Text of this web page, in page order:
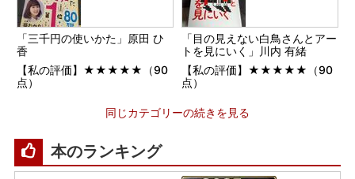
「三千円の使いかた」原田 ひ
香
【私の評価】★★★★★（90
点）
「目の見えない白鳥さんとアー
トを見にいく」川内 有緒
【私の評価】★★★★★（90
点）
同じカテゴリーの続きを見る
本のランキング